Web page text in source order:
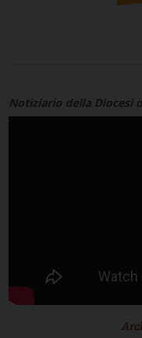
Notiziario della Diocesi